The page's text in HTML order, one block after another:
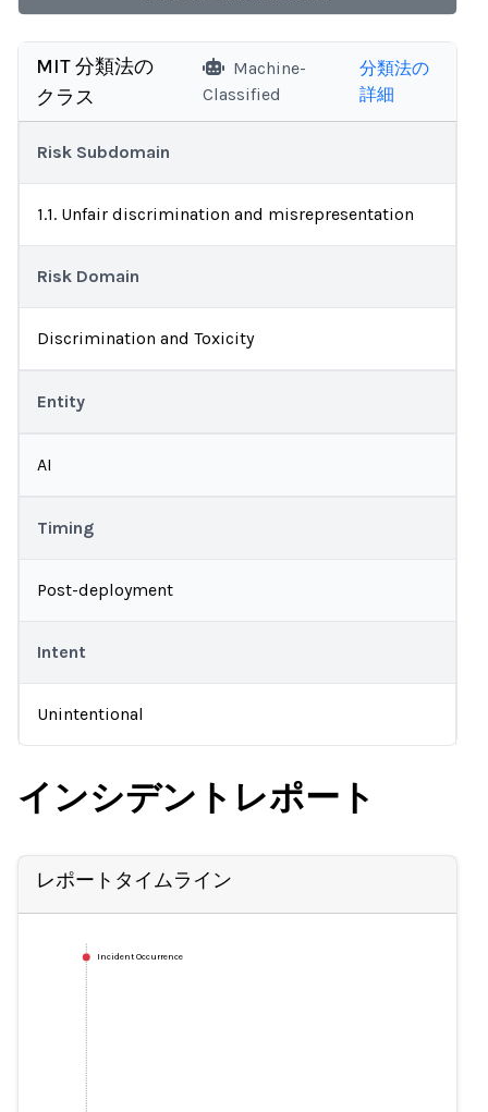
MIT 分類法の
クラス
Machine-
Classified
分類法の
詳細
Risk Subdomain
1.1. Unfair discrimination and misrepresentation
Risk Domain
Discrimination and Toxicity
Entity
AI
Timing
Post-deployment
Intent
Unintentional
インシデントレポート
レポートタイムライン
Incident Occurrence